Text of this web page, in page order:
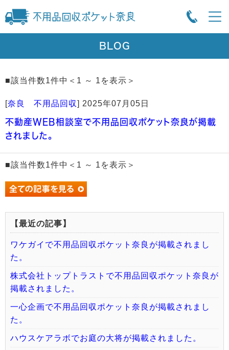
BLOG
■該当件数1件中＜1 ～ 1を表示＞
[奈良 不用品回収] 2025年07月05日
不動産WEB相談室で不用品回収ポケット奈良が掲載
されました。
■該当件数1件中＜1 ～ 1を表示＞
【最近の記事】
ワケガイで不用品回収ポケット奈良が掲載されまし
た。
株式会社トップトラストで不用品回収ポケット奈良が
掲載されました。
一心企画で不用品回収ポケット奈良が掲載されまし
た。
ハウスケアラボでお庭の大将が掲載されました。